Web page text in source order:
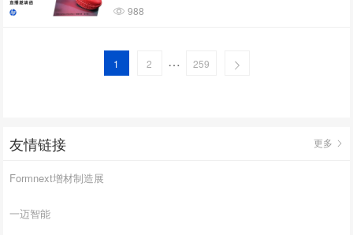
988
1 2 … 259
友情链接 更多
Formnext增材制造展
一迈智能